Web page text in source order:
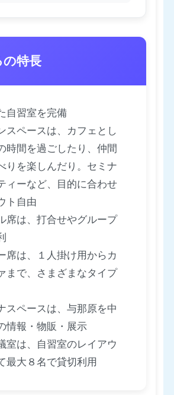
の特長
自習室を完備
スペースは、カフェとし
時間を過ごしたり、仲間
りを楽しんだり。セミナ
ィーなど、目的に合わせ
ト自由
席は、打合せやグループ
席は、１人掛け用からカ
まで、さまざまなタイプ
スペースは、与那原を中
情報・物販・展示
室は、自習室のレイアウ
最大８名で貸切利用